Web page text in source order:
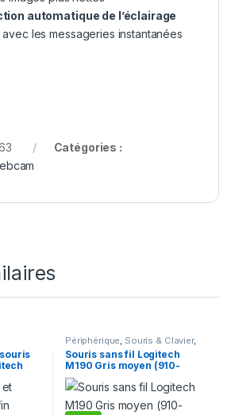
automatique de l’éclairage
les messageries instantanées
Catégories :
Clavier
Périphérique Souris & Clavier,
Souris sans fil
Souris sans fil Logitech
M190 Gris moyen (910-
005906)